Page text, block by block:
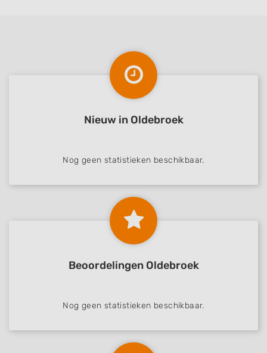
Nieuw in Oldebroek
Nog geen statistieken beschikbaar.
Beoordelingen Oldebroek
Nog geen statistieken beschikbaar.
Measure content performance
Understand audiences through statistics
or combinations of data from different
Use limited data to select content
Identify devices based on information